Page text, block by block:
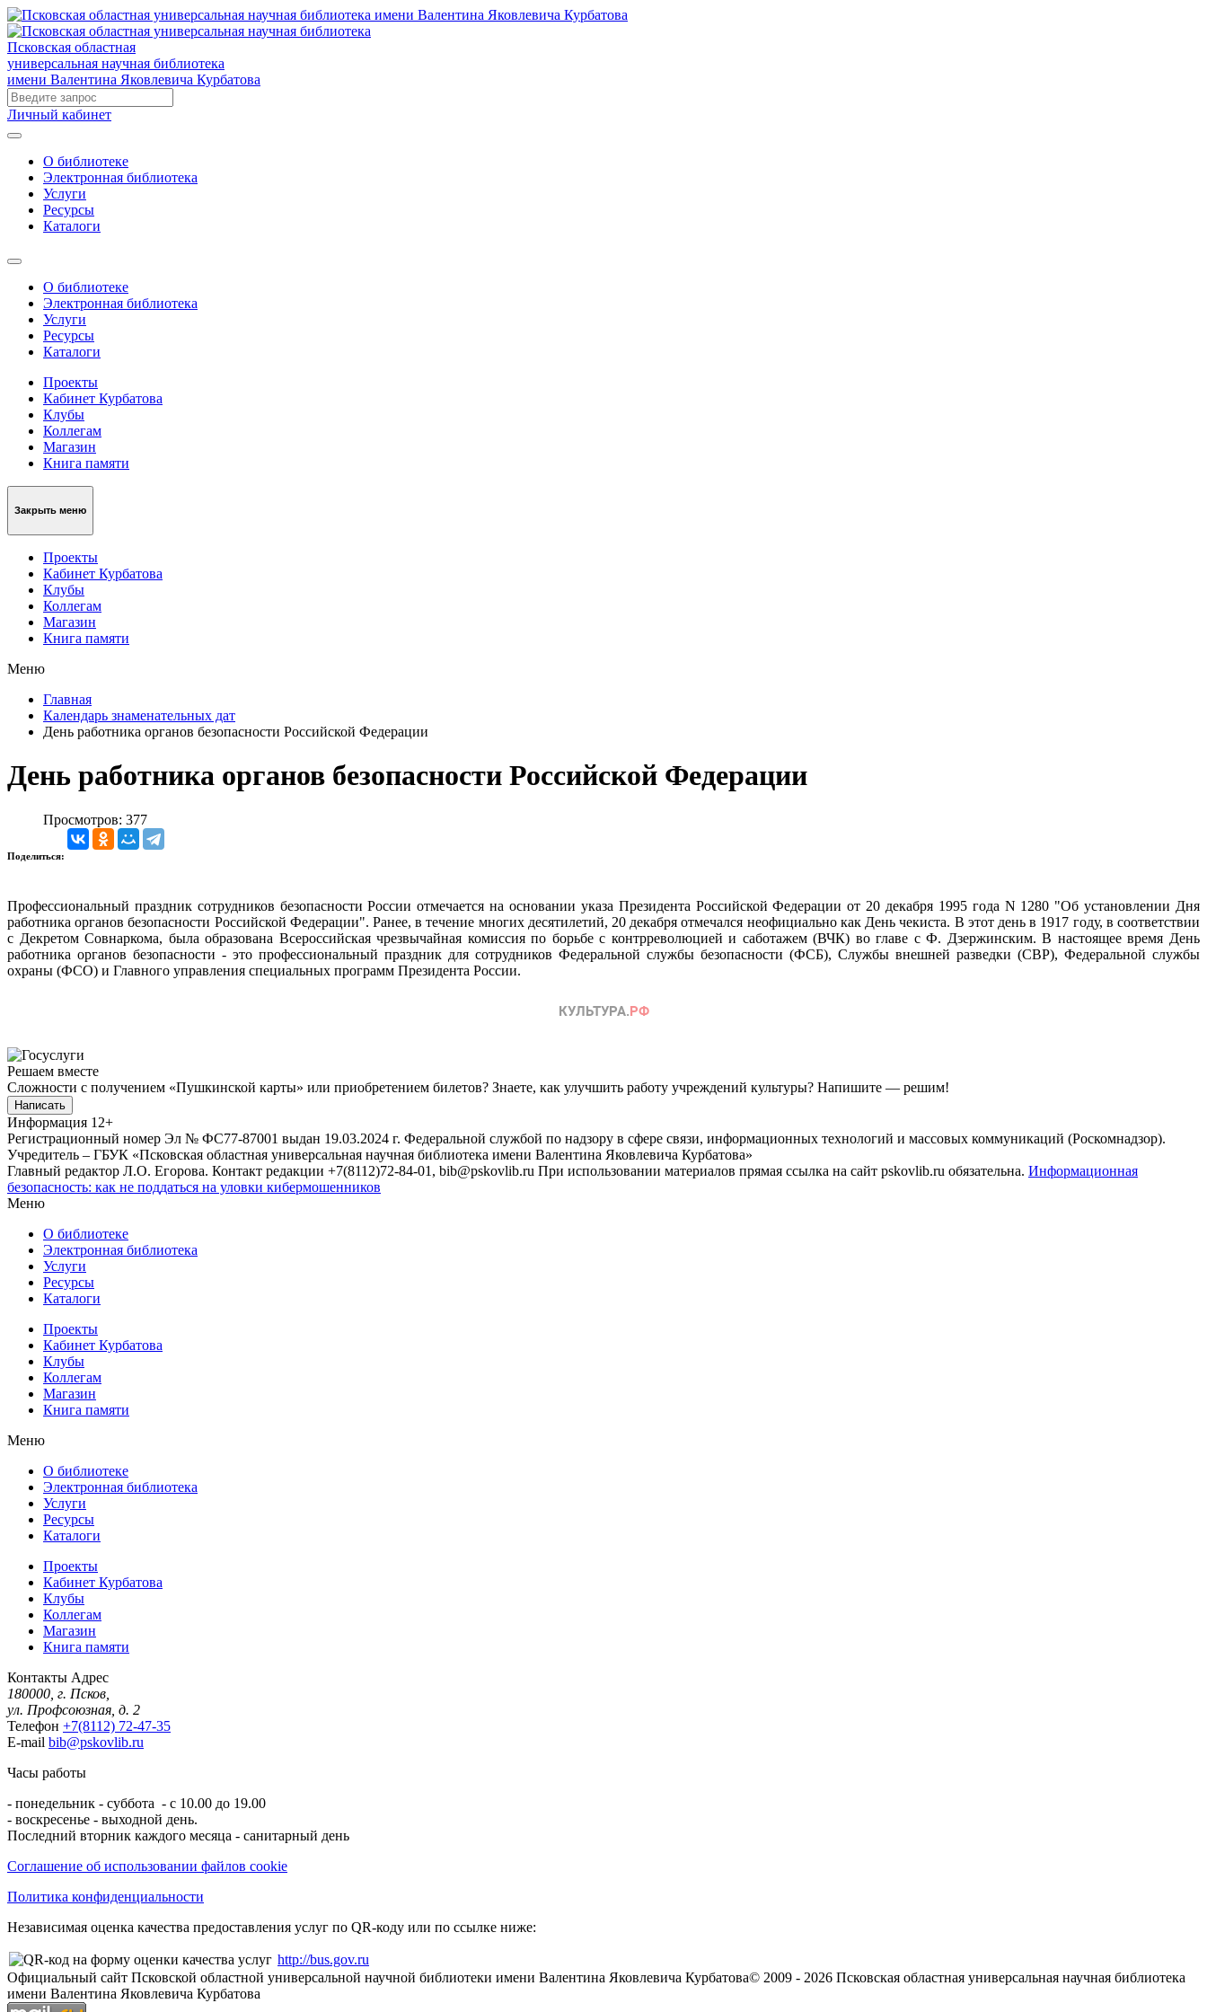
Псковская областная
универсальная научная библиотека
имени Валентина Яковлевича Курбатова
Личный кабинет
О библиотеке
Электронная библиотека
Услуги
Ресурсы
Каталоги
О библиотеке
Электронная библиотека
Услуги
Ресурсы
Каталоги
Проекты
Кабинет Курбатова
Клубы
Коллегам
Магазин
Книга памяти
Закрыть меню
Проекты
Кабинет Курбатова
Клубы
Коллегам
Магазин
Книга памяти
Меню
Главная
Календарь знаменательных дат
День работника органов безопасности Российской Федерации
День работника органов безопасности Российской Федерации
Просмотров: 377
Поделиться:
Профессиональный праздник сотрудников безопасности России отмечается на основании указа Президента Российской Федерации от 20 декабря 1995 года N 1280 "Об установлении Дня
работника органов безопасности Российской Федерации". Ранее, в течение многих десятилетий, 20 декабря отмечался неофициально как День чекиста. В этот день в 1917 году, в соответствии
с Декретом Совнаркома, была образована Всероссийская чрезвычайная комиссия по борьбе с контрреволюцией и саботажем (ВЧК) во главе с Ф. Дзержинским. В настоящее время День
работника органов безопасности - это профессиональный праздник для сотрудников Федеральной службы безопасности (ФСБ), Службы внешней разведки (СВР), Федеральной службы
охраны (ФСО) и Главного управления специальных программ Президента России.
Решаем вместе
Сложности с получением «Пушкинской карты» или приобретением билетов? Знаете, как улучшить работу учреждений культуры? Напишите — решим!
Написать
Информация 12+
Регистрационный номер Эл № ФС77-87001 выдан 19.03.2024 г. Федеральной службой по надзору в сфере связи, информационных технологий и массовых коммуникаций (Роскомнадзор).
Учредитель – ГБУК «Псковская областная универсальная научная библиотека имени Валентина Яковлевича Курбатова»
Главный редактор Л.О. Егорова. Контакт редакции +7(8112)72-84-01, bib@pskovlib.ru При использовании материалов прямая ссылка на сайт pskovlib.ru обязательна. Информационная
безопасность: как не поддаться на уловки кибермошенников
Меню
О библиотеке
Электронная библиотека
Услуги
Ресурсы
Каталоги
Проекты
Кабинет Курбатова
Клубы
Коллегам
Магазин
Книга памяти
Меню
О библиотеке
Электронная библиотека
Услуги
Ресурсы
Каталоги
Проекты
Кабинет Курбатова
Клубы
Коллегам
Магазин
Книга памяти
Контакты Адрес
180000, г. Псков,
ул. Профсоюзная, д. 2
Телефон +7(8112) 72-47-35
E-mail bib@pskovlib.ru
Часы работы
- понедельник - суббота - с 10.00 до 19.00
- воскресенье - выходной день.
Последний вторник каждого месяца - санитарный день
Соглашение об использовании файлов cookie
Политика конфиденциальности
Независимая оценка качества предоставления услуг по QR-коду или по ссылке ниже:
http://bus.gov.ru
Официальный сайт Псковской областной универсальной научной библиотеки имени Валентина Яковлевича Курбатова© 2009 - 2026 Псковская областная универсальная научная библиотека
имени Валентина Яковлевича Курбатова